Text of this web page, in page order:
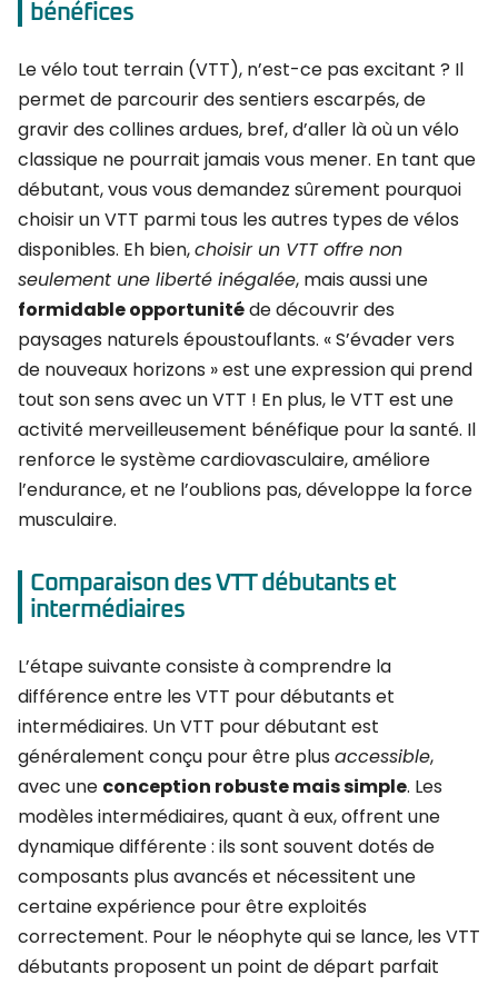
bénéfices
Le vélo tout terrain (VTT), n’est-ce pas excitant ? Il
permet de parcourir des sentiers escarpés, de
gravir des collines ardues, bref, d’aller là où un vélo
classique ne pourrait jamais vous mener. En tant que
débutant, vous vous demandez sûrement pourquoi
choisir un VTT parmi tous les autres types de vélos
disponibles. Eh bien,choisir un VTT offre non
seulement une liberté inégalée, mais aussi une
formidable opportunitéde découvrir des
paysages naturels époustouflants. « S’évader vers
de nouveaux horizons » est une expression qui prend
tout son sens avec un VTT ! En plus, le VTT est une
activité merveilleusement bénéfique pour la santé. Il
renforce le système cardiovasculaire, améliore
l’endurance, et ne l’oublions pas, développe la force
musculaire.
Comparaison des VTT débutants et
intermédiaires
L’étape suivante consiste à comprendre la
différence entre les VTT pour débutants et
intermédiaires. Un VTT pour débutant est
généralement conçu pour être plus accessible,
avec une conception robuste mais simple. Les
modèles intermédiaires, quant à eux, offrent une
dynamique différente : ils sont souvent dotés de
composants plus avancés et nécessitent une
certaine expérience pour être exploités
correctement. Pour le néophyte qui se lance, les VTT
débutants proposent un point de départ parfait